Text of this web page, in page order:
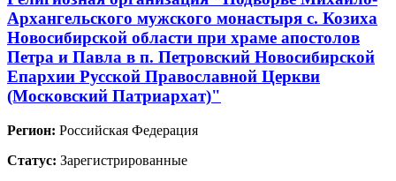
Архангельского мужского монастыря с. Козиха
Новосибирской области при храме апостолов
Петра и Павла в п. Петровский Новосибирской
Епархии Русской Православной Церкви
(Московский Патриархат)"
Регион: Российская Федерация
Статус: Зарегистрированные